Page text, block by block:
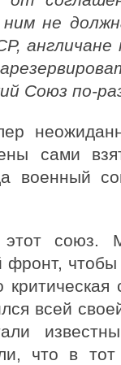
не
Союз по-
сами
военный
союз.
фронт,
всей
что в